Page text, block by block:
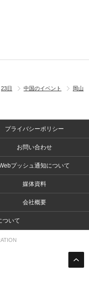
23日 中国のイベント
岡山
プライバシーポリシー
お問い合わせ
プッシュ通知について
媒体資料
会社概要
ついて